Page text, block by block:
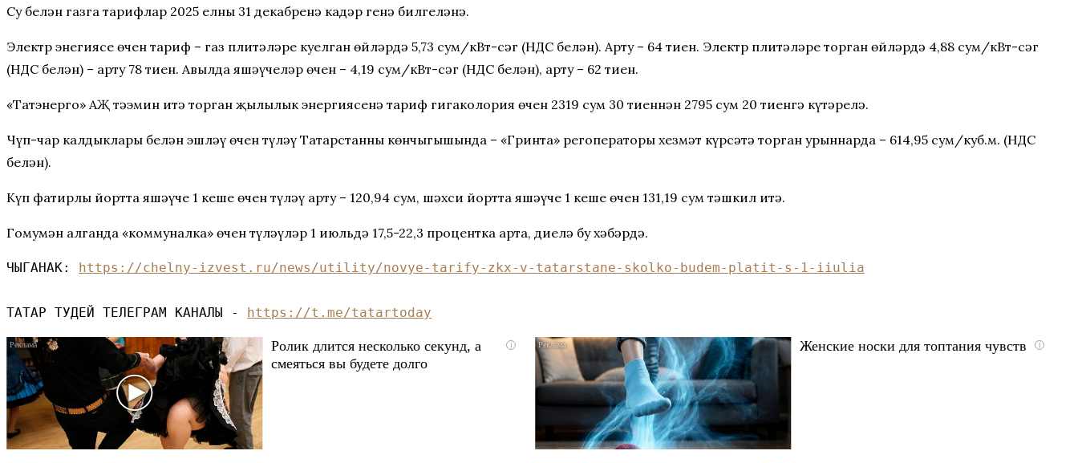
Су белән газга тарифлар 2025 елның 31 декабренә кадәр генә билгеләнә.
Электр энегиясе өчен тариф – газ плитәләре куелган өйләрдә 5,73 сум/кВт-сәг (НДС белән). Арту – 64 тиен. Электр плитәләре торган өйләрдә 4,88 сум/кВт-сәг
(НДС белән) – арту 78 тиен. Авылда яшәүчеләр өчен – 4,19 сум/кВт-сәг (НДС белән), арту – 62 тиен.
«Татэнерго» АҖ тәэмин итә торган җылылык энергиясенә тариф гигаколория өчен 2319 сум 30 тиеннән 2795 сум 20 тиенгә күтәрелә.
Чүп-чар калдыклары белән эшләү өчен түләү Татарстанның көнчыгышында – «Гринта» регоператоры хезмәт күрсәтә торган урыннарда – 614,95 сум/куб.м. (НДС
белән).
Күп фатирлы йортта яшәүче 1 кеше өчен түләү арту – 120,94 сум, шәхси йортта яшәүче 1 кеше өчен 131,19 сум тәшкил итә.
Гомумән алганда «коммуналка» өчен түләүләр 1 июльдә 17,5-22,3 процентка арта, диелә бу хәбәрдә.
ЧЫГАНАК: https://chelny-izvest.ru/news/utility/novye-tarify-zkx-v-tatarstane-skolko-budem-platit-s-1-iiulia
ТАТАР ТУДЕЙ ТЕЛЕГРАМ КАНАЛЫ - https://t.me/tatartoday
i
Ролик длится несколько секунд, а
смеяться вы будете долго
i
Женские носки для топтания чувств